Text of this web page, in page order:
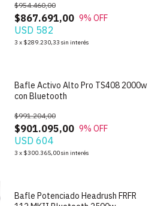
$867.691,00
$954.460,00
9% OFF
USD 582
3 x $289.230,33 sin interés
Bafle Activo Alto Pro TS408 2000w
con Bluetooth
$901.095,00
$991.204,00
9% OFF
USD 604
3 x $300.365,00sin interés
Bafle Potenciado Headrush FRFR